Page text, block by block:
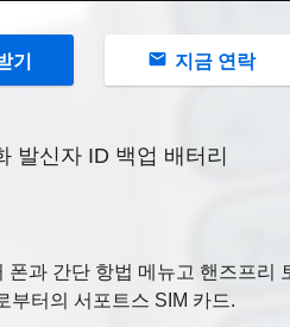
기 지금 연락
발신자 ID 백업 배터리
과 간단 항법 메뉴고 핸즈프리
부터의 서포트스 SIM 카드.